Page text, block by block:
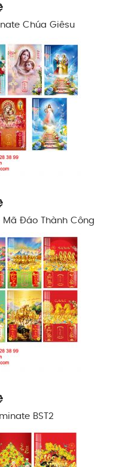
Chúa Giêsu
Đáo Thành Công
BST2